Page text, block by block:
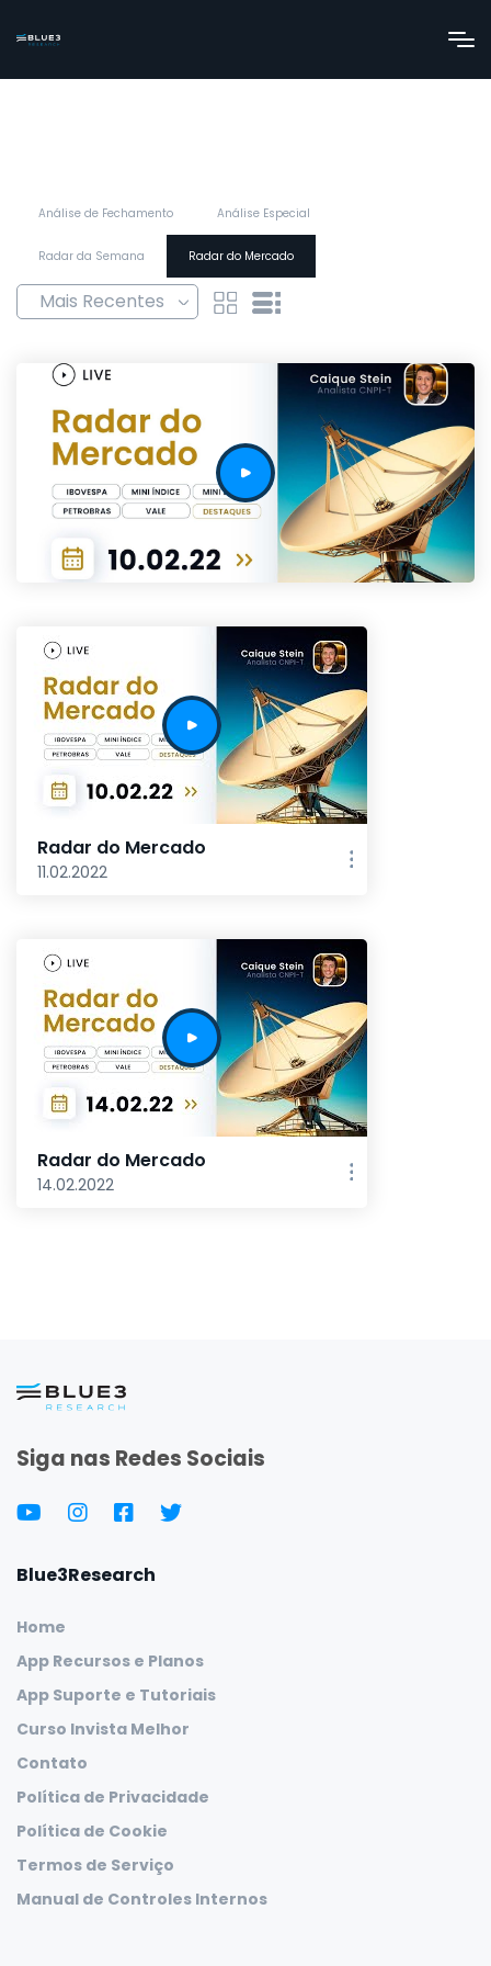
Análise de Fechamento Análise Especial
Radar da Semana Radar do Mercado
Radar do Mercado
11.02.2022
Radar do Mercado
14.02.2022
Siga nas Redes Sociais
Blue3Research
Home
App Recursos e Planos
App Suporte e Tutoriais
Curso Invista Melhor
Contato
Política de Privacidade
Política de Cookie
Termos de Serviço
Manual de Controles Internos